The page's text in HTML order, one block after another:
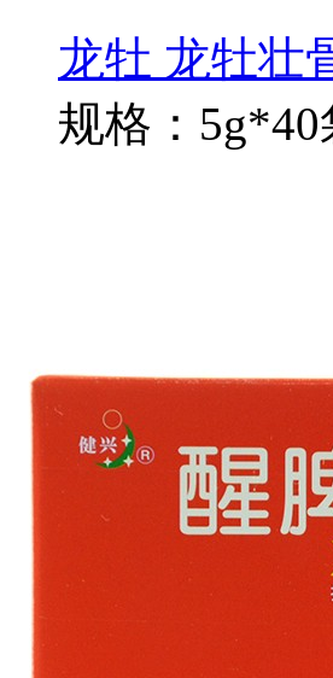
龙牡 龙牡壮
规格：5g*40